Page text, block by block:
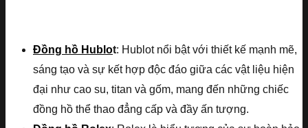
Đồng hồ Hublot: Hublot nổi bật với thiết kế mạnh mẽ,
sáng tạo và sự kết hợp độc đáo giữa các vật liệu hiện
đại như cao su, titan và gốm, mang đến những chiếc
đồng hồ thể thao đẳng cấp và đầy ấn tượng.